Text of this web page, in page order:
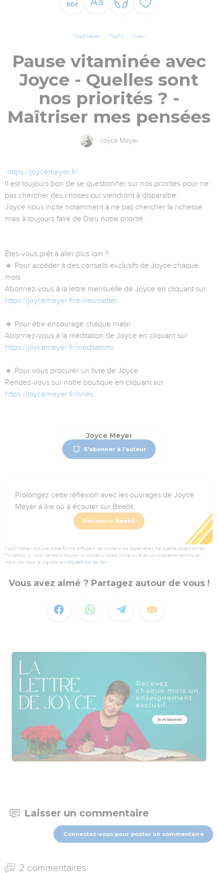
TopChrétien TopTV Vidéo
Pause vitaminée avec
Joyce - Quelles sont
nos priorités ? -
Maîtriser mes pensées
Joyce Meyer
https://joycemeyer.fr/
Il est toujours bon de se questionner sur nos priorités pour ne
pas chercher des choses qui viendront à disparaître.
Joyce nous incite notamment à ne pas chercher la richesse
mais à toujours faire de Dieu notre priorité.
Êtes-vous prêt à aller plus loin ?
🔹 Pour accéder à des conseils exclusifs de Joyce chaque
mois
Abonnez-vous à la lettre mensuelle de Joyce en cliquant sur
https://joycemeyer.fr/e-newsletter
🔹 Pour être encouragé chaque matin
Abonnez-vous à la méditation de Joyce en cliquant sur
https://joycemeyer.fr/meditations
🔹 Pour vous procurer un livre de Joyce
Rendez-vous sur notre boutique en cliquant sur
https://joycemeyer.fr/livres
Joyce Meyer
S'abonner à l'auteur
Prolongez cette réflexion avec les ouvrages de Joyce
Meyer à lire où à écouter sur Beebli.
Découvrir Beebli
TopChrétien est une plate-forme diffuseur de contenu de partenaires de qualité sélectionnés.
Toutefois, si vous veniez à trouver un contenu vidéo illicite ou avec un problème technique,
merci de nous le signaler en cliquant sur ce lien.
Vous avez aimé ? Partagez autour de vous !
Laisser un commentaire
Connectez-vous pour poster un commentaire
2 commentaires